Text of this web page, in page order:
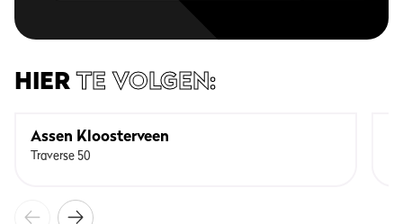
HIERTE VOLGEN:
Assen Kloosterveen
Traverse 50